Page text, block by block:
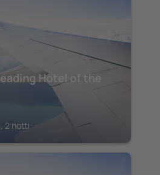
Hotel of the
2 notti